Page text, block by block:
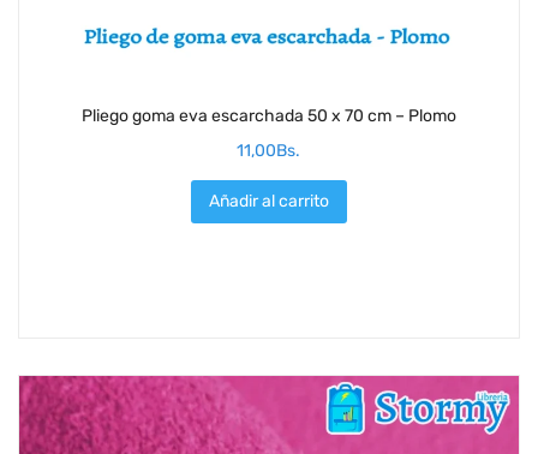
Pliego goma eva escarchada 50 x 70 cm – Plomo
11,00Bs.
Añadir al carrito